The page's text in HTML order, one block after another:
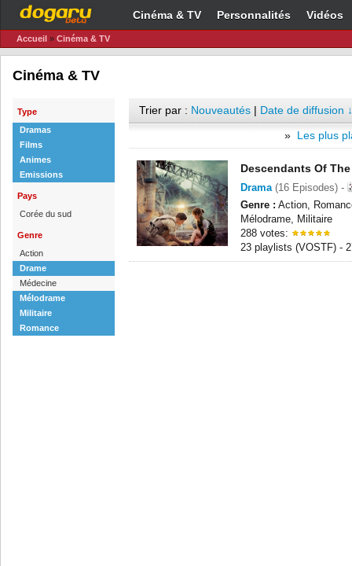
Cinéma & TV Personnalités Vidéos
Accueil » Cinéma & TV
Cinéma & TV
Type
Dramas
Films
Animes
Emissions
Pays
Corée du sud
Genre
Action
Drame
Médecine
Mélodrame
Militaire
Romance
Trier par : Nouveautés | Date de diffusion ↓
» Les plus
Descendants Of
Drama(16 Episodes) -
Genre : Action,
Mélodrame, Militaire
288 votes:
23 playlists (VOSTF) -